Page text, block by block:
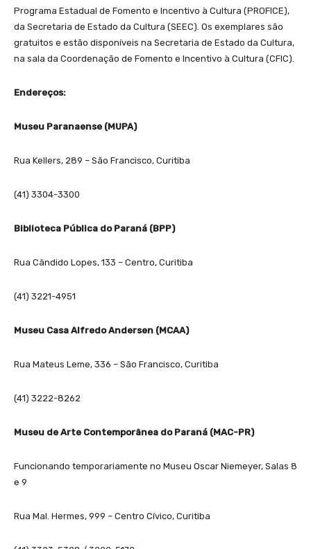
Programa Estadual de Fomento e Incentivo à Cultura (PROFICE),
da Secretaria de Estado da Cultura (SEEC). Os exemplares são
gratuitos e estão disponíveis na Secretaria de Estado da Cultura,
na sala da Coordenação de Fomento e Incentivo à Cultura (CFIC).
Endereços:
Museu Paranaense (MUPA)
Rua Kellers, 289 – São Francisco, Curitiba
(41) 3304-3300
Biblioteca Pública do Paraná (BPP)
Rua Cândido Lopes, 133 – Centro, Curitiba
(41) 3221-4951
Museu Casa Alfredo Andersen (MCAA)
Rua Mateus Leme, 336 – São Francisco, Curitiba
(41) 3222-8262
Museu de Arte Contemporânea do Paraná (MAC-PR)
Funcionando temporariamente no Museu Oscar Niemeyer, Salas 8
e 9
Rua Mal. Hermes, 999 – Centro Cívico, Curitiba